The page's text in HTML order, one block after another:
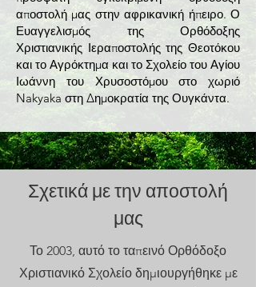
αποστολή μας στην αφρικανική ήπειρο. Ο
Ευαγγελισμός της Ορθόδοξης
Χριστιανικής Ιεραποστολής της Θεοτόκου
και το Αγρόκτημα και το Σχολείο του Αγίου
Ιωάννη του Χρυσοστόμου στο χωριό
Nakyaka στη Δημοκρατία της Ουγκάντα.
Σχετικά με την αποστολή
μας
Το 2003, αυτό το ταπεινό Ορθόδοξο
Χριστιανικό Σχολείο δημιουργήθηκε με